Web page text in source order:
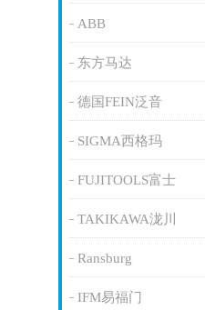
ABB
东方马达
德国FEIN泛音
SIGMA西格玛
FUJITOOLS富士
TAKIKAWA泷川
Ransburg
IFM易福门